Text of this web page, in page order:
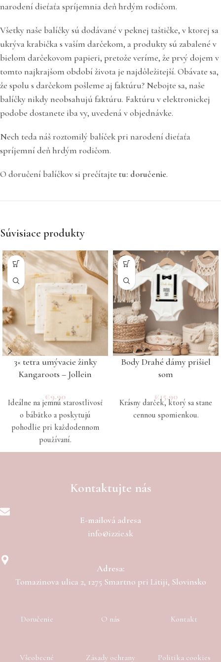
narodení dieťaťa spríjemnia deň hrdým rodičom.
Všetky naše balíčky sú dodávané v peknej taštičke, v ktorej sa
ukrýva krabička s vaším darčekom, a produkty sú zabalené v
bielom darčekovom papieri, pretože veríme, že prvý dojem v
tomto najkrajšom období života je najdôležitejší. Obávate sa,
že spolu s darčekom pošleme aj faktúru? Nebojte sa, naše
balíčky nikdy neobsahujú faktúru. Faktúru v elektronickej
podobe dostanete iba vy, uvedená v objednávke.
Nech teda náš roztomilý balíček pri narodení dieťaťa
spríjemní deň hrdým rodičom.
O doručení balíčkov si prečítajte tu: doručenie.
Súvisiace produkty
3× tetra umývacie žinky
Kangaroots – Jollein
€9.90
Ideálne na jemnú starostlivosť
o bábätko a poskytujú
pohodlie pri každodennom
používaní.
Body Drahé dámy prišiel
som
€15.90
Krásny darček, ktorý sa stane
cennou spomienkou.
Kontaktujte nás
E-mailová adresa
info@izzie.sk
Adresa:
Tomazinova ulica 2, 1275 Smartno pri Litiji, Slovinsko
Doručenie O nás Kontakt
Všeobecné
Zásady ochrany
Politika cookies